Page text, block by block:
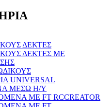
ΔΕΚΤΕΣ
ΔΕΚΤΕΣ ΜΕ
UNIVERSAL
ΜΕΣΩ H/Y
ΜΕ FT RCCREATOR